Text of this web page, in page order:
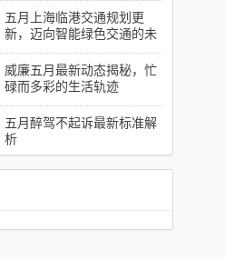
五月上海临港交通规划更
新，迈向智能绿色交通的未
来
威廉五月最新动态揭秘，忙
碌而多彩的生活轨迹
五月醉驾不起诉最新标准解
析